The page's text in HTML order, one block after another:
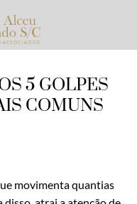
5 GOLPES
COMUNS
movimenta quantias